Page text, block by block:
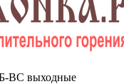
ВС выходные